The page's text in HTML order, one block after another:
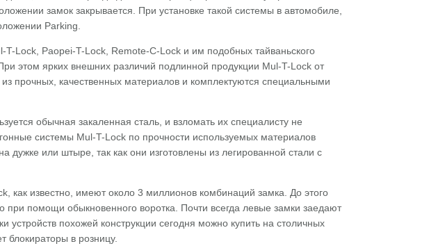
замок закрывается. При установке такой системы в автомобиле,
Parking.
Lock, Paopei-T-Lock, Remote-C-Lock и им подобных тайваньского
этом ярких внешних различий подлинной продукции Mul-T-Lock от
прочных, качественных материалов и комплектуются специальными
обычная закаленная сталь, и взломать их специалисту не
системы Mul-T-Lock по прочности используемых материалов
дужке или штыре, так как они изготовлены из легированной стали с
как известно, имеют около 3 миллионов комбинаций замка. До этого
при помощи обыкновенного воротка. Почти всегда левые замки заедают
похожей конструкции сегодня можно купить на столичных
блокираторы в розницу.